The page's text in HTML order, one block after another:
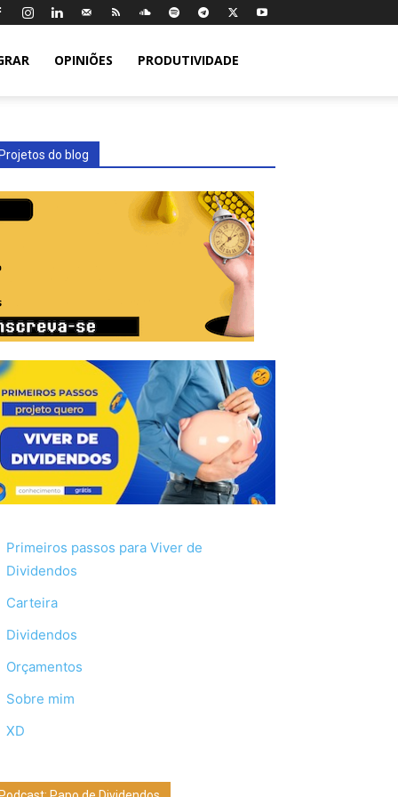
OPINIÕES PRODUTIVIDADE
do blog
Primeiros passos para Viver de
Dividendos
Carteira
Dividendos
Orçamentos
Sobre mim
XD